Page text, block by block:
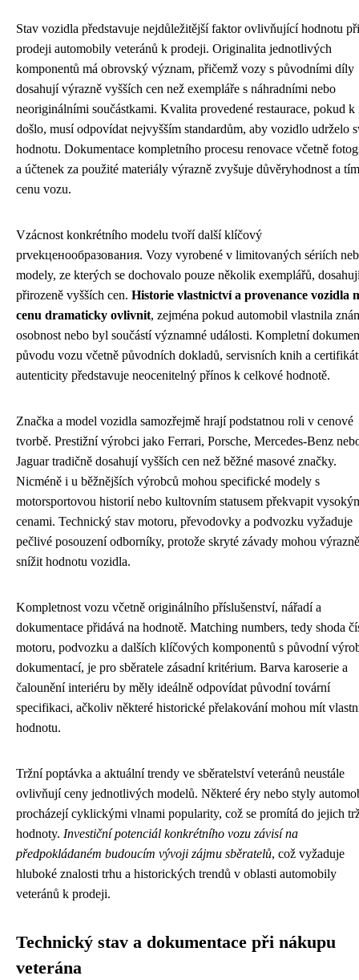
Stav vozidla představuje nejdůležitější faktor ovlivňující hodnotu při
prodeji automobily veteránů k prodeji. Originalita jednotlivých
komponentů má obrovský význam, přičemž vozy s původními díly
dosahují výrazně vyšších cen než exempláře s náhradními nebo
neoriginálními součástkami. Kvalita provedené restaurace, pokud k
došlo, musí odpovídat nejvyšším standardům, aby vozidlo udrželo
hodnotu. Dokumentace kompletního procesu renovace včetně
a účtenek za použité materiály výrazně zvyšuje důvěryhodnost a
cenu vozu.
Vzácnost konkrétního modelu tvoří další klíčový
prvekценообразования. Vozy vyrobené v limitovaných sériích
modely, ze kterých se dochovalo pouze několik exemplářů,
přirozeně vyšších cen. Historie vlastnictví a provenance vozidla
cenu dramaticky ovlivnit, zejména pokud automobil vlastnila
osobnost nebo byl součástí významné události. Kompletní
původu vozu včetně původních dokladů, servisních knih a
autenticity představuje neocenitelný přínos k celkové hodnotě.
Značka a model vozidla samozřejmě hrají podstatnou roli v cenové
tvorbě. Prestižní výrobci jako Ferrari, Porsche, Mercedes-Benz
Jaguar tradičně dosahují vyšších cen než běžné masové značky.
Nicméně i u běžnějších výrobců mohou specifické modely s
motorsportovou historií nebo kultovním statusem překvapit
cenami. Technický stav motoru, převodovky a podvozku vyžaduje
pečlivé posouzení odborníky, protože skryté závady mohou výrazně
snížit hodnotu vozidla.
Kompletnost vozu včetně originálního příslušenství, nářadí a
dokumentace přidává na hodnotě. Matching numbers, tedy shoda
motoru, podvozku a dalších klíčových komponentů s původní
dokumentací, je pro sběratele zásadní kritérium. Barva karoserie a
čalounění interiéru by měly ideálně odpovídat původní tovární
specifikaci, ačkoliv některé historické přelakování mohou mít
hodnotu.
Tržní poptávka a aktuální trendy ve sběratelství veteránů neustále
ovlivňují ceny jednotlivých modelů. Některé éry nebo styly
procházejí cyklickými vlnami popularity, což se promítá do jejich
hodnoty. Investiční potenciál konkrétního vozu závisí na
předpokládaném budoucím vývoji zájmu sběratelů, což vyžaduje
hluboké znalosti trhu a historických trendů v oblasti automobily
veteránů k prodeji.
Technický stav a dokumentace při nákupu
veterána